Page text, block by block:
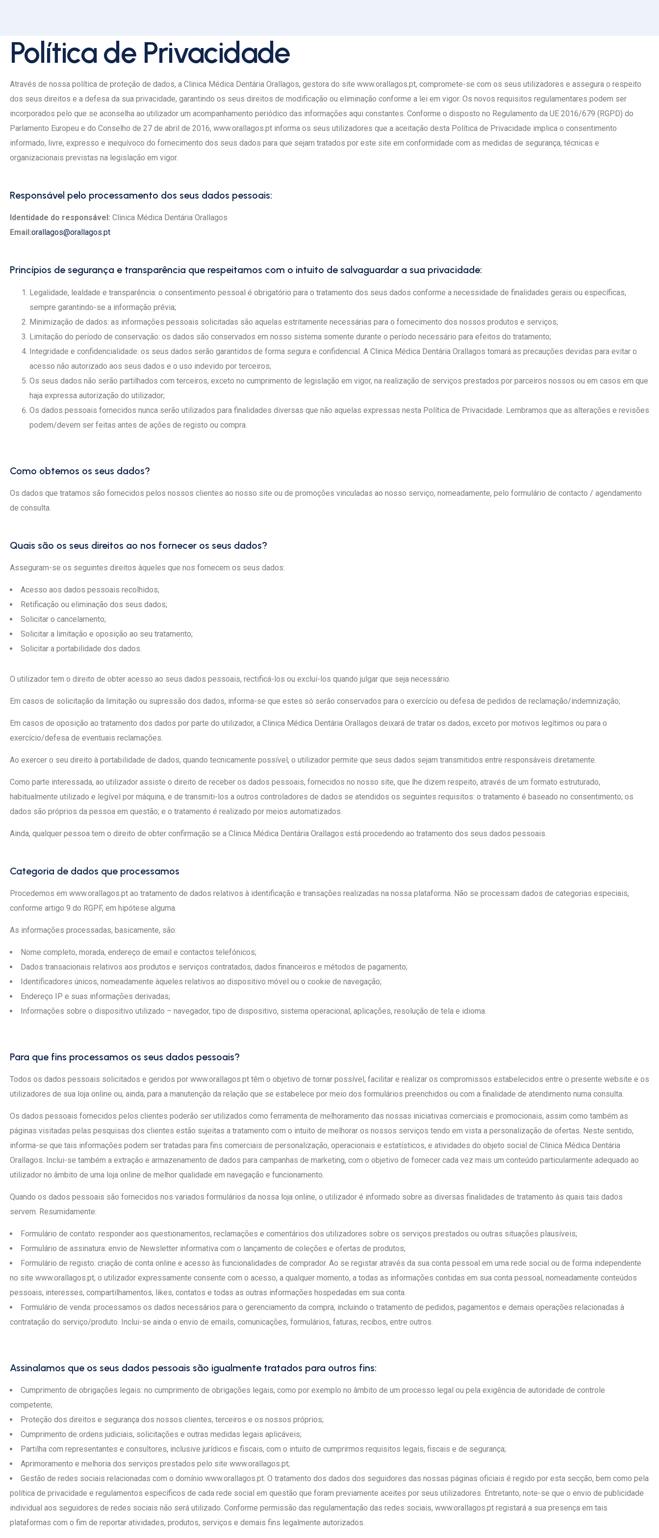
Política de Privacidade
Através de nossa política de proteção de dados, a Clinica Médica Dentária Orallagos, gestora do site www.orallagos.pt, compromete-se com os seus utilizadores e assegura o respeito
dos seus direitos e a defesa da sua privacidade, garantindo os seus direitos de modificação ou eliminação conforme a lei em vigor. Os novos requisitos regulamentares podem ser
incorporados pelo que se aconselha ao utilizador um acompanhamento periódico das informações aqui constantes. Conforme o disposto no Regulamento da UE 2016/679 (RGPD) do
Parlamento Europeu e do Conselho de 27 de abril de 2016, www.orallagos.pt informa os seus utilizadores que a aceitação desta Política de Privacidade implica o consentimento
informado, livre, expresso e inequívoco do fornecimento dos seus dados para que sejam tratados por este site em conformidade com as medidas de segurança, técnicas e
organizacionais previstas na legislação em vigor.
Responsável pelo processamento dos seus dados pessoais:
Identidade do responsável: Clinica Médica Dentária Orallagos
Email:orallagos@orallagos.pt
Princípios de segurança e transparência que respeitamos com o intuito de salvaguardar a sua privacidade:
Legalidade, lealdade e transparência: o consentimento pessoal é obrigatório para o tratamento dos seus dados conforme a necessidade de finalidades gerais ou específicas,
sempre garantindo-se a informação prévia;
Minimização de dados: as informações pessoais solicitadas são aquelas estritamente necessárias para o fornecimento dos nossos produtos e serviços;
Limitação do período de conservação: os dados são conservados em nosso sistema somente durante o período necessário para efeitos do tratamento;
Integridade e confidencialidade: os seus dados serão garantidos de forma segura e confidencial. A Clinica Médica Dentária Orallagos tomará as precauções devidas para evitar o
acesso não autorizado aos seus dados e o uso indevido por terceiros;
Os seus dados não serão partilhados com terceiros, exceto no cumprimento de legislação em vigor, na realização de serviços prestados por parceiros nossos ou em casos em que
haja expressa autorização do utilizador;
Os dados pessoais fornecidos nunca serão utilizados para finalidades diversas que não aquelas expressas nesta Política de Privacidade. Lembramos que as alterações e revisões
podem/devem ser feitas antes de ações de registo ou compra.
Como obtemos os seus dados?
Os dados que tratamos são fornecidos pelos nossos clientes ao nosso site ou de promoções vinculadas ao nosso serviço, nomeadamente, pelo formulário de contacto / agendamento
de consulta.
Quais são os seus direitos ao nos fornecer os seus dados?
Asseguram-se os seguintes direitos àqueles que nos fornecem os seus dados:
Acesso aos dados pessoais recolhidos;
Retificação ou eliminação dos seus dados;
Solicitar o cancelamento;
Solicitar a limitação e oposição ao seu tratamento;
Solicitar a portabilidade dos dados.
O utilizador tem o direito de obter acesso ao seus dados pessoais, rectificá-los ou excluí-los quando julgar que seja necessário.
Em casos de solicitação da limitação ou supressão dos dados, informa-se que estes só serão conservados para o exercício ou defesa de pedidos de reclamação/indemnização;
Em casos de oposição ao tratamento dos dados por parte do utilizador, a Clinica Médica Dentária Orallagos deixará de tratar os dados, exceto por motivos legítimos ou para o
exercício/defesa de eventuais reclamações.
Ao exercer o seu direito à portabilidade de dados, quando tecnicamente possível, o utilizador permite que seus dados sejam transmitidos entre responsáveis diretamente.
Como parte interessada, ao utilizador assiste o direito de receber os dados pessoais, fornecidos no nosso site, que lhe dizem respeito, através de um formato estruturado,
habitualmente utilizado e legível por máquina, e de transmiti-los a outros controladores de dados se atendidos os seguintes requisitos: o tratamento é baseado no consentimento; os
dados são próprios da pessoa em questão; e o tratamento é realizado por meios automatizados.
Ainda, qualquer pessoa tem o direito de obter confirmação se a Clinica Médica Dentária Orallagos está procedendo ao tratamento dos seus dados pessoais.
Categoria de dados que processamos
Procedemos em www.orallagos.pt ao tratamento de dados relativos à identificação e transações realizadas na nossa plataforma. Não se processam dados de categorias especiais,
conforme artigo 9 do RGPF, em hipótese alguma.
As informações processadas, basicamente, são:
Nome completo, morada, endereço de email e contactos telefónicos;
Dados transacionais relativos aos produtos e serviços contratados, dados financeiros e métodos de pagamento;
Identificadores únicos, nomeadamente àqueles relativos ao dispositivo móvel ou o cookie de navegação;
Endereço IP e suas informações derivadas;
Informações sobre o dispositivo utilizado – navegador, tipo de dispositivo, sistema operacional, aplicações, resolução de tela e idioma.
Para que fins processamos os seus dados pessoais?
Todos os dados pessoais solicitados e geridos por www.orallagos.pt têm o objetivo de tornar possível, facilitar e realizar os compromissos estabelecidos entre o presente website e os
utilizadores de sua loja online ou, ainda, para a manutenção da relação que se estabelece por meio dos formulários preenchidos ou com a finalidade de atendimento numa consulta.
Os dados pessoais fornecidos pelos clientes poderão ser utilizados como ferramenta de melhoramento das nossas iniciativas comerciais e promocionais, assim como também as
páginas visitadas pelas pesquisas dos clientes estão sujeitas a tratamento com o intuito de melhorar os nossos serviços tendo em vista a personalização de ofertas. Neste sentido,
informa-se que tais informações podem ser tratadas para fins comerciais de personalização, operacionais e estatísticos, e atividades do objeto social de Clinica Médica Dentária
Orallagos. Inclui-se também a extração e armazenamento de dados para campanhas de marketing, com o objetivo de fornecer cada vez mais um conteúdo particularmente adequado ao
utilizador no âmbito de uma loja online de melhor qualidade em navegação e funcionamento.
Quando os dados pessoais são fornecidos nos variados formulários da nossa loja online, o utilizador é informado sobre as diversas finalidades de tratamento às quais tais dados
servem. Resumidamente:
Formulário de contato: responder aos questionamentos, reclamações e comentários dos utilizadores sobre os serviços prestados ou outras situações plausíveis;
Formulário de assinatura: envio de Newsletter informativa com o lançamento de coleções e ofertas de produtos;
Formulário de registo: criação de conta online e acesso às funcionalidades de comprador. Ao se registar através da sua conta pessoal em uma rede social ou de forma independente
no site www.orallagos.pt, o utilizador expressamente consente com o acesso, a qualquer momento, a todas as informações contidas em sua conta pessoal, nomeadamente conteúdos
pessoais, interesses, compartilhamentos, likes, contatos e todas as outras informações hospedadas em sua conta.
Formulário de venda: processamos os dados necessários para o gerenciamento da compra, incluindo o tratamento de pedidos, pagamentos e demais operações relacionadas à
contratação do serviço/produto. Inclui-se ainda o envio de emails, comunicações, formulários, faturas, recibos, entre outros.
Assinalamos que os seus dados pessoais são igualmente tratados para outros fins:
Cumprimento de obrigações legais: no cumprimento de obrigações legais, como por exemplo no âmbito de um processo legal ou pela exigência de autoridade de controle
competente;
Proteção dos direitos e segurança dos nossos clientes, terceiros e os nossos próprios;
Cumprimento de ordens judiciais, solicitações e outras medidas legais aplicáveis;
Partilha com representantes e consultores, inclusive jurídicos e fiscais, com o intuito de cumprirmos requisitos legais, fiscais e de segurança;
Aprimoramento e melhoria dos serviços prestados pelo site www.orallagos.pt;
Gestão de redes sociais relacionadas com o domínio www.orallagos.pt. O tratamento dos dados dos seguidores das nossas páginas oficiais é regido por esta secção, bem como pela
política de privacidade e regulamentos específicos de cada rede social em questão que foram previamente aceites por seus utilizadores. Entretanto, note-se que o envio de publicidade
individual aos seguidores de redes sociais não será utilizado. Conforme permissão das regulamentação das redes sociais, www.orallagos.pt registará a sua presença em tais
plataformas com o fim de reportar atividades, produtos, serviços e demais fins legalmente autorizados.